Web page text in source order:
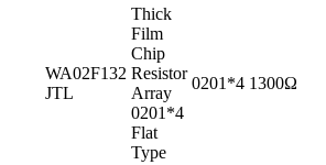
WA02F132
JTL
Thick
Film
Chip
Resistor
Array
0201*4
Flat
Type
0201*4 1300Ω